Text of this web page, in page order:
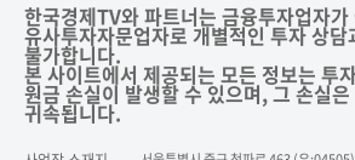
한국경제TV와 파트너는 금융투자업자가
유사투자자문업자로 개별적인 투자 상담
불가합니다.
본 사이트에서 제공되는 모든 정보는 투
원금 손실이 발생할 수 있으며, 그 손실
귀속됩니다.